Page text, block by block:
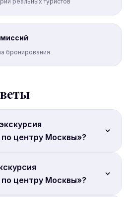
бронирования
центру Москвы»?
1 час.
центру Москвы»?